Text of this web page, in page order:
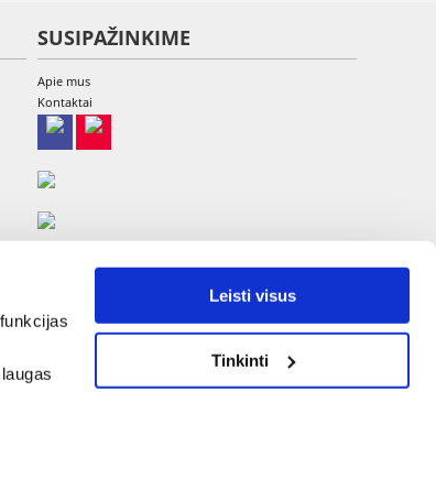
Leisti visus
Tinkinti
SUSIPAŽINKIME
Apie mus
Kontaktai
UAB Etina, A. Goštauto g. 8-220, LT-01108 Vilnius
Tel: +370 700 449 79, El.paštas:
Įmonės kodas 304013375